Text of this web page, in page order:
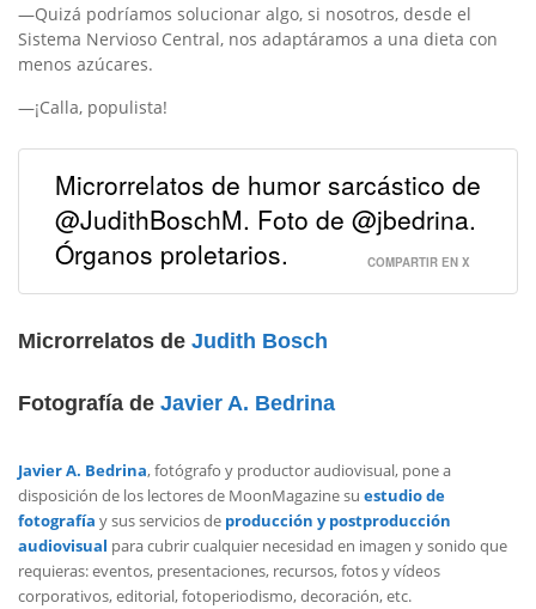
—Quizá podríamos solucionar algo, si nosotros, desde el
Sistema Nervioso Central, nos adaptáramos a una dieta con
menos azúcares.
—¡Calla, populista!
Microrrelatos de humor sarcástico de
@JudithBoschM. Foto de @jbedrina.
Órganos proletarios.
COMPARTIR EN X
Microrrelatos de Judith Bosch
Fotografía de Javier A. Bedrina
Javier A. Bedrina, fotógrafo y productor audiovisual, pone a
disposición de los lectores de MoonMagazine su estudio de
fotografía y sus servicios de producción y postproducción
audiovisual para cubrir cualquier necesidad en imagen y sonido que
requieras: eventos, presentaciones, recursos, fotos y vídeos
corporativos, editorial, fotoperiodismo, decoración, etc.